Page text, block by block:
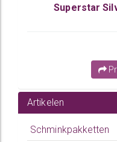
Superstar
Artikelen
Schminkpakketten